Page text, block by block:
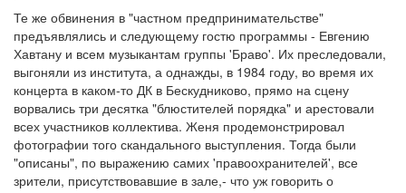
Те же обвинения в "частном предпринимательстве"
предъявлялись и следующему гостю программы - Евгению
Хавтану и всем музыкантам группы 'Браво'. Их преследовали,
выгоняли из института, а однажды, в 1984 году, во время их
концерта в каком-то ДК в Бескудниково, прямо на сцену
ворвались три десятка "блюстителей порядка" и арестовали
всех участников коллектива. Женя продемонстрировал
фотографии того скандального выступления. Тогда были
"описаны", по выражению самих 'правоохранителей', все
зрители, присутствовавшие в зале,- что уж говорить о